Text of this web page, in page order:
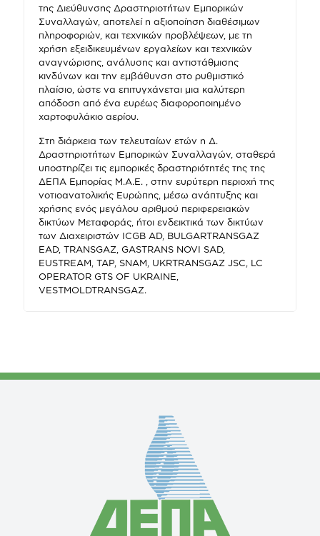
της Διεύθυνσης Δραστηριοτήτων Εμπορικών
Συναλλαγών, αποτελεί η αξιοποίηση διαθέσιμων
πληροφοριών, και τεχνικών προβλέψεων, με τη
χρήση εξειδικευμένων εργαλείων και τεχνικών
αναγνώρισης, ανάλυσης και αντιστάθμισης
κινδύνων και την εμβάθυνση στο ρυθμιστικό
πλαίσιο, ώστε να επιτυγχάνεται μια καλύτερη
απόδοση από ένα ευρέως διαφοροποιημένο
χαρτοφυλάκιο αερίου.
Στη διάρκεια των τελευταίων ετών η Δ.
Δραστηριοτήτων Εμπορικών Συναλλαγών, σταθερά
υποστηρίζει τις εμπορικές δραστηριότητές της της
ΔΕΠΑ Εμπορίας Μ.Α.Ε. , στην ευρύτερη περιοχή της
νοτιοανατολικής Ευρώπης, μέσω ανάπτυξης και
χρήσης ενός μεγάλου αριθμού περιφερειακών
δικτύων Μεταφοράς, ήτοι ενδεικτικά των δικτύων
των Διαχειριστών ICGB AD, BULGARTRANSGAZ
EAD, TRANSGAZ, GASTRANS NOVI SAD,
EUSTREAM, TAP, SNAM, UKRTRANSGAZ JSC, LC
OPERATOR GTS OF UKRAINE,
VESTMOLDTRANSGAZ.